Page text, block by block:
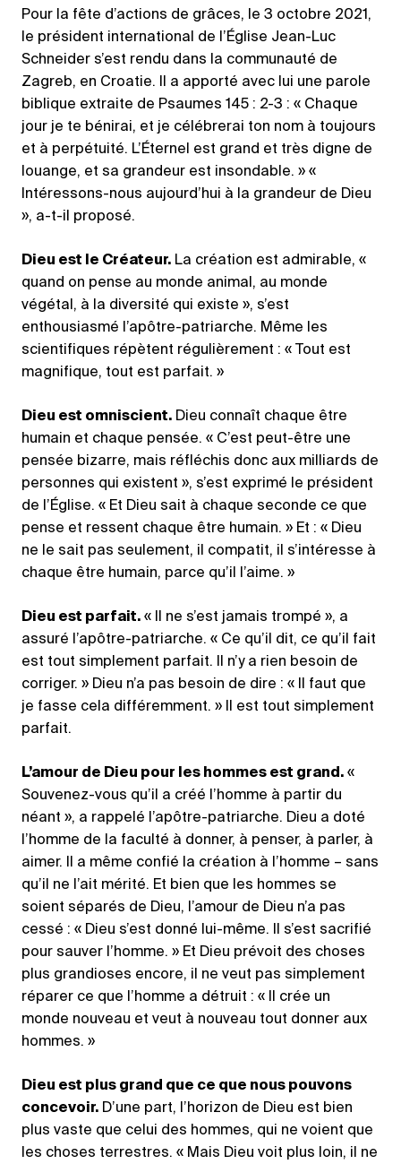
Pour la fête d’actions de grâces, le 3 octobre 2021,
le président international de l’Église Jean-Luc
Schneider s’est rendu dans la communauté de
Zagreb, en Croatie. Il a apporté avec lui une parole
biblique extraite de Psaumes 145 : 2-3 : « Chaque
jour je te bénirai, et je célébrerai ton nom à toujours
et à perpétuité. L’Éternel est grand et très digne de
louange, et sa grandeur est insondable. » «
Intéressons-nous aujourd’hui à la grandeur de Dieu
», a-t-il proposé.
Dieu est le Créateur. La création est admirable, «
quand on pense au monde animal, au monde
végétal, à la diversité qui existe », s’est
enthousiasmé l’apôtre-patriarche. Même les
scientifiques répètent régulièrement : « Tout est
magnifique, tout est parfait. »
Dieu est omniscient. Dieu connaît chaque être
humain et chaque pensée. « C’est peut-être une
pensée bizarre, mais réfléchis donc aux milliards de
personnes qui existent », s’est exprimé le président
de l’Église. « Et Dieu sait à chaque seconde ce que
pense et ressent chaque être humain. » Et : « Dieu
ne le sait pas seulement, il compatit, il s’intéresse à
chaque être humain, parce qu’il l’aime. »
Dieu est parfait. « Il ne s’est jamais trompé », a
assuré l’apôtre-patriarche. « Ce qu’il dit, ce qu’il fait
est tout simplement parfait. Il n’y a rien besoin de
corriger. » Dieu n’a pas besoin de dire : « Il faut que
je fasse cela différemment. » Il est tout simplement
parfait.
L’amour de Dieu pour les hommes est grand. «
Souvenez-vous qu’il a créé l’homme à partir du
néant », a rappelé l’apôtre-patriarche. Dieu a doté
l’homme de la faculté à donner, à penser, à parler, à
aimer. Il a même confié la création à l’homme – sans
qu’il ne l’ait mérité. Et bien que les hommes se
soient séparés de Dieu, l’amour de Dieu n’a pas
cessé : « Dieu s’est donné lui-même. Il s’est sacrifié
pour sauver l’homme. » Et Dieu prévoit des choses
plus grandioses encore, il ne veut pas simplement
réparer ce que l’homme a détruit : « Il crée un
monde nouveau et veut à nouveau tout donner aux
hommes. »
Dieu est plus grand que ce que nous pouvons
concevoir. D’une part, l’horizon de Dieu est bien
plus vaste que celui des hommes, qui ne voient que
les choses terrestres. « Mais Dieu voit plus loin, il ne